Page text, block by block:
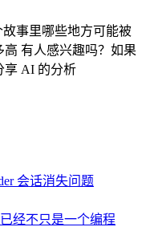
事里哪些地方可能被
有人感兴趣吗？如果
享 AI 的分析
会话消失问题
经不只是一个编程